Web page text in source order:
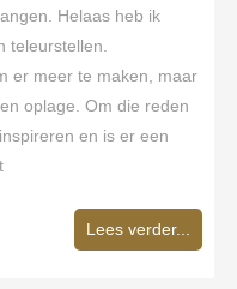
Helaas heb ik
teleurstellen.
er meer te maken, maar
oplage. Om die reden
en is er een
Lees verder...